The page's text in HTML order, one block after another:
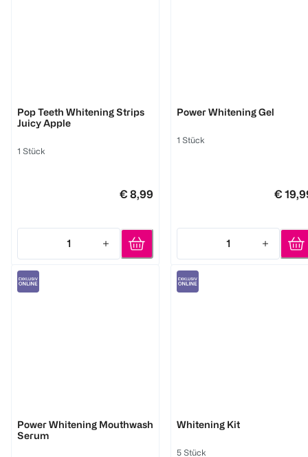
Pop Teeth Whitening Strips
Juicy Apple
1 Stück
€ 8,99
1
Quantity: 1
Power Whitening Gel
1 Stück
€
1
Quantity: 1
Power Whitening Mouthwash
Serum
Whitening Kit
5 Stück